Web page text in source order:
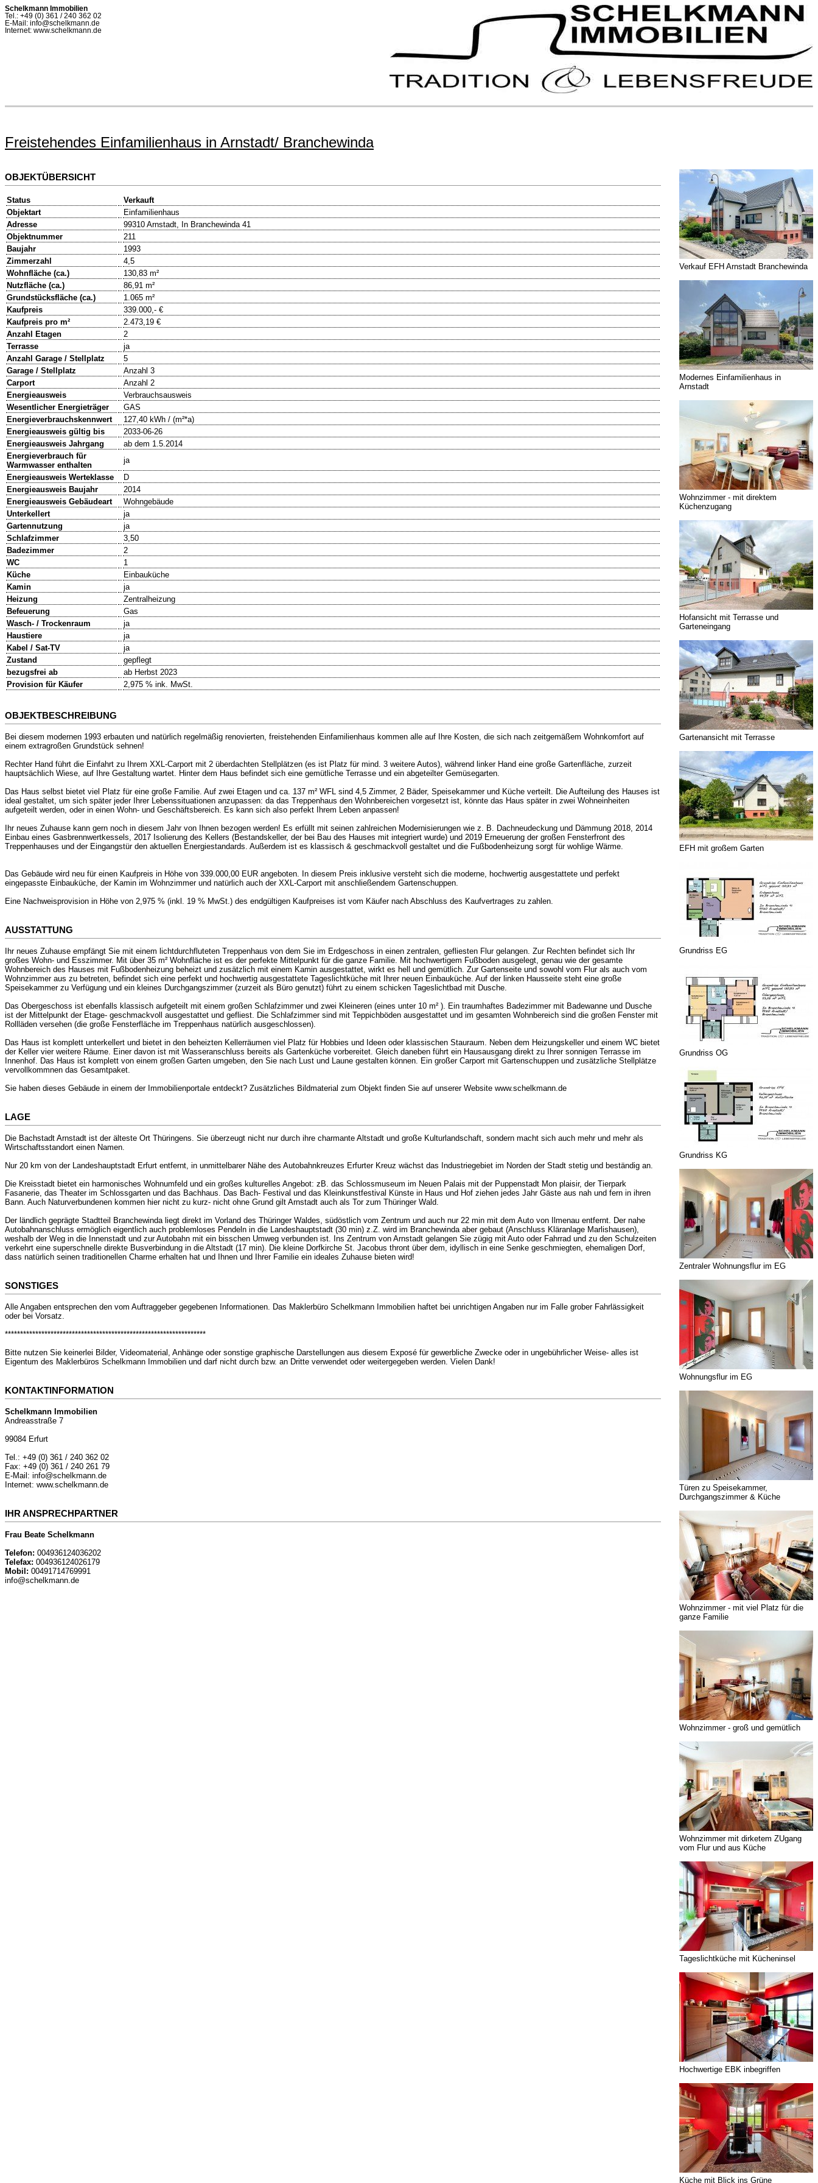
Schelkmann Immobilien
Tel.: +49 (0) 361 / 240 362 02
E-Mail: info@schelkmann.de
Internet: www.schelkmann.de
Freistehendes Einfamilienhaus in Arnstadt/ Branchewinda
OBJEKTÜBERSICHT
Status
Verkauft
Objektart
Einfamilienhaus
Adresse
99310 Arnstadt, In Branchewinda 41
Objektnummer
211
Baujahr
1993
Zimmerzahl
4,5
Wohnfläche (ca.)
130,83 m²
Nutzfläche (ca.)
86,91 m²
Grundstücksfläche (ca.)
1.065 m²
Kaufpreis
339.000,- €
Kaufpreis pro m²
2.473,19 €
Anzahl Etagen
2
Terrasse
ja
Anzahl Garage / Stellplatz
5
Garage / Stellplatz
Anzahl 3
Carport
Anzahl 2
Energieausweis
Verbrauchsausweis
Wesentlicher Energieträger
GAS
Energieverbrauchskennwert
127,40 kWh / (m²*a)
Energieausweis gültig bis
2033-06-26
Energieausweis Jahrgang
ab dem 1.5.2014
Energieverbrauch für
Warmwasser enthalten
ja
Energieausweis Werteklasse
D
Energieausweis Baujahr
2014
Energieausweis Gebäudeart
Wohngebäude
Unterkellert
ja
Gartennutzung
ja
Schlafzimmer
3,50
Badezimmer
2
WC
1
Küche
Einbauküche
Kamin
ja
Heizung
Zentralheizung
Befeuerung
Gas
Wasch- / Trockenraum
ja
Haustiere
ja
Kabel / Sat-TV
ja
Zustand
gepflegt
bezugsfrei ab
ab Herbst 2023
Provision für Käufer
2,975 % ink. MwSt.
OBJEKTBESCHREIBUNG
Bei diesem modernen 1993 erbauten und natürlich regelmäßig renovierten, freistehenden Einfamilienhaus kommen alle auf Ihre Kosten, die sich nach zeitgemäßem Wohnkomfort auf
einem extragroßen Grundstück sehnen!
Rechter Hand führt die Einfahrt zu Ihrem XXL-Carport mit 2 überdachten Stellplätzen (es ist Platz für mind. 3 weitere Autos), während linker Hand eine große Gartenfläche, zurzeit
hauptsächlich Wiese, auf Ihre Gestaltung wartet. Hinter dem Haus befindet sich eine gemütliche Terrasse und ein abgeteilter Gemüsegarten.
Das Haus selbst bietet viel Platz für eine große Familie. Auf zwei Etagen und ca. 137 m² WFL sind 4,5 Zimmer, 2 Bäder, Speisekammer und Küche verteilt. Die Aufteilung des Hauses ist
ideal gestaltet, um sich später jeder Ihrer Lebenssituationen anzupassen: da das Treppenhaus den Wohnbereichen vorgesetzt ist, könnte das Haus später in zwei Wohneinheiten
aufgeteilt werden, oder in einen Wohn- und Geschäftsbereich. Es kann sich also perfekt Ihrem Leben anpassen!
Ihr neues Zuhause kann gern noch in diesem Jahr von Ihnen bezogen werden! Es erfüllt mit seinen zahlreichen Modernisierungen wie z. B. Dachneudeckung und Dämmung 2018, 2014
Einbau eines Gasbrennwertkessels, 2017 Isolierung des Kellers (Bestandskeller, der bei Bau des Hauses mit integriert wurde) und 2019 Erneuerung der großen Fensterfront des
Treppenhauses und der Eingangstür den aktuellen Energiestandards. Außerdem ist es klassisch & geschmackvoll gestaltet und die Fußbodenheizung sorgt für wohlige Wärme.
Das Gebäude wird neu für einen Kaufpreis in Höhe von 339.000,00 EUR angeboten. In diesem Preis inklusive versteht sich die moderne, hochwertig ausgestattete und perfekt
eingepasste Einbauküche, der Kamin im Wohnzimmer und natürlich auch der XXL-Carport mit anschließendem Gartenschuppen.
Eine Nachweisprovision in Höhe von 2,975 % (inkl. 19 % MwSt.) des endgültigen Kaufpreises ist vom Käufer nach Abschluss des Kaufvertrages zu zahlen.
AUSSTATTUNG
Ihr neues Zuhause empfängt Sie mit einem lichtdurchfluteten Treppenhaus von dem Sie im Erdgeschoss in einen zentralen, gefliesten Flur gelangen. Zur Rechten befindet sich Ihr
großes Wohn- und Esszimmer. Mit über 35 m² Wohnfläche ist es der perfekte Mittelpunkt für die ganze Familie. Mit hochwertigem Fußboden ausgelegt, genau wie der gesamte
Wohnbereich des Hauses mit Fußbodenheizung beheizt und zusätzlich mit einem Kamin ausgestattet, wirkt es hell und gemütlich. Zur Gartenseite und sowohl vom Flur als auch vom
Wohnzimmer aus zu betreten, befindet sich eine perfekt und hochwertig ausgestattete Tageslichtküche mit Ihrer neuen Einbauküche. Auf der linken Hausseite steht eine große
Speisekammer zu Verfügung und ein kleines Durchgangszimmer (zurzeit als Büro genutzt) führt zu einem schicken Tageslichtbad mit Dusche.
Das Obergeschoss ist ebenfalls klassisch aufgeteilt mit einem großen Schlafzimmer und zwei Kleineren (eines unter 10 m² ). Ein traumhaftes Badezimmer mit Badewanne und Dusche
ist der Mittelpunkt der Etage- geschmackvoll ausgestattet und gefliest. Die Schlafzimmer sind mit Teppichböden ausgestattet und im gesamten Wohnbereich sind die großen Fenster mit
Rollläden versehen (die große Fensterfläche im Treppenhaus natürlich ausgeschlossen).
Das Haus ist komplett unterkellert und bietet in den beheizten Kellerräumen viel Platz für Hobbies und Ideen oder klassischen Stauraum. Neben dem Heizungskeller und einem WC bietet
der Keller vier weitere Räume. Einer davon ist mit Wasseranschluss bereits als Gartenküche vorbereitet. Gleich daneben führt ein Hausausgang direkt zu Ihrer sonnigen Terrasse im
Innenhof. Das Haus ist komplett von einem großen Garten umgeben, den Sie nach Lust und Laune gestalten können. Ein großer Carport mit Gartenschuppen und zusätzliche Stellplätze
vervollkommnen das Gesamtpaket.
Sie haben dieses Gebäude in einem der Immobilienportale entdeckt? Zusätzliches Bildmaterial zum Objekt finden Sie auf unserer Website www.schelkmann.de
LAGE
Die Bachstadt Arnstadt ist der älteste Ort Thüringens. Sie überzeugt nicht nur durch ihre charmante Altstadt und große Kulturlandschaft, sondern macht sich auch mehr und mehr als
Wirtschaftsstandort einen Namen.
Nur 20 km von der Landeshauptstadt Erfurt entfernt, in unmittelbarer Nähe des Autobahnkreuzes Erfurter Kreuz wächst das Industriegebiet im Norden der Stadt stetig und beständig an.
Die Kreisstadt bietet ein harmonisches Wohnumfeld und ein großes kulturelles Angebot: zB. das Schlossmuseum im Neuen Palais mit der Puppenstadt Mon plaisir, der Tierpark
Fasanerie, das Theater im Schlossgarten und das Bachhaus. Das Bach- Festival und das Kleinkunstfestival Künste in Haus und Hof ziehen jedes Jahr Gäste aus nah und fern in ihren
Bann. Auch Naturverbundenen kommen hier nicht zu kurz- nicht ohne Grund gilt Arnstadt auch als Tor zum Thüringer Wald.
Der ländlich geprägte Stadtteil Branchewinda liegt direkt im Vorland des Thüringer Waldes, südöstlich vom Zentrum und auch nur 22 min mit dem Auto von Ilmenau entfernt. Der nahe
Autobahnanschluss ermöglich eigentlich auch problemloses Pendeln in die Landeshauptstadt (30 min) z.Z. wird im Branchewinda aber gebaut (Anschluss Kläranlage Marlishausen),
weshalb der Weg in die Innenstadt und zur Autobahn mit ein bisschen Umweg verbunden ist. Ins Zentrum von Arnstadt gelangen Sie zügig mit Auto oder Fahrrad und zu den Schulzeiten
verkehrt eine superschnelle direkte Busverbindung in die Altstadt (17 min). Die kleine Dorfkirche St. Jacobus thront über dem, idyllisch in eine Senke geschmiegten, ehemaligen Dorf,
dass natürlich seinen traditionellen Charme erhalten hat und Ihnen und Ihrer Familie ein ideales Zuhause bieten wird!
SONSTIGES
Alle Angaben entsprechen den vom Auftraggeber gegebenen Informationen. Das Maklerbüro Schelkmann Immobilien haftet bei unrichtigen Angaben nur im Falle grober Fahrlässigkeit
oder bei Vorsatz.
******************************************************************
Bitte nutzen Sie keinerlei Bilder, Videomaterial, Anhänge oder sonstige graphische Darstellungen aus diesem Exposé für gewerbliche Zwecke oder in ungebührlicher Weise- alles ist
Eigentum des Maklerbüros Schelkmann Immobilien und darf nicht durch bzw. an Dritte verwendet oder weitergegeben werden. Vielen Dank!
KONTAKTINFORMATION
Schelkmann Immobilien
Andreasstraße 7
99084 Erfurt
Tel.: +49 (0) 361 / 240 362 02
Fax: +49 (0) 361 / 240 261 79
E-Mail: info@schelkmann.de
Internet: www.schelkmann.de
IHR ANSPRECHPARTNER
Frau Beate Schelkmann
Telefon: 004936124036202
Telefax: 004936124026179
Mobil: 00491714769991
info@schelkmann.de
Verkauf EFH Arnstadt Branchewinda
Modernes Einfamilienhaus in
Arnstadt
Wohnzimmer - mit direktem
Küchenzugang
Hofansicht mit Terrasse und
Garteneingang
Gartenansicht mit Terrasse
EFH mit großem Garten
Grundriss EG
Grundriss OG
Grundriss KG
Zentraler Wohnungsflur im EG
Wohnungsflur im EG
Türen zu Speisekammer,
Durchgangszimmer & Küche
Wohnzimmer - mit viel Platz für die
ganze Familie
Wohnzimmer - groß und gemütlich
Wohnzimmer mit dirketem ZUgang
vom Flur und aus Küche
Tageslichtküche mit Kücheninsel
Hochwertige EBK inbegriffen
Küche mit Blick ins Grüne